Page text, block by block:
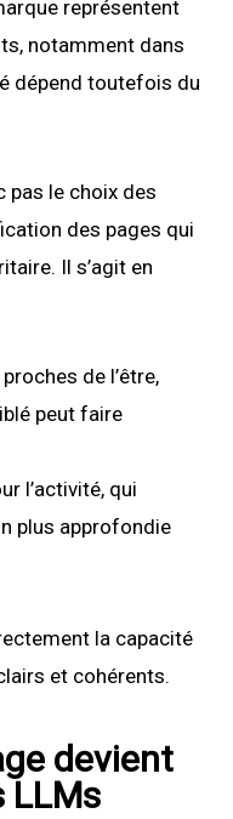
représentent
notamment dans
dépend toutefois du
pas le choix des
des pages qui
Il s’agit en
de l’être,
peut faire
l’activité, qui
plus approfondie
la capacité
et cohérents.
devient
LLMs